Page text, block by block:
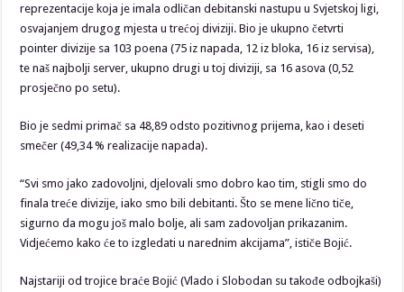
reprezentacije koja je imala odličan debitanski nastupu u Svjetskoj ligi,
osvajanjem drugog mjesta u trećoj diviziji. Bio je ukupno četvrti
pointer divizije sa 103 poena (75 iz napada, 12 iz bloka, 16 iz servisa),
te naš najbolji server, ukupno drugi u toj diviziji, sa 16 asova (0,52
prosječno po setu).
Bio je sedmi primač sa 48,89 odsto pozitivnog prijema, kao i deseti
smečer (49,34 % realizacije napada).
“Svi smo jako zadovoljni, djelovali smo dobro kao tim, stigli smo do
finala treće divizije, iako smo bili debitanti. Što se mene lično tiče,
sigurno da mogu još malo bolje, ali sam zadovoljan prikazanim.
Vidjećemo kako će to izgledati u narednim akcijama”, ističe Bojić.
Najstariji od trojice braće Bojić (Vlado i Slobodan su takođe odbojkaši)